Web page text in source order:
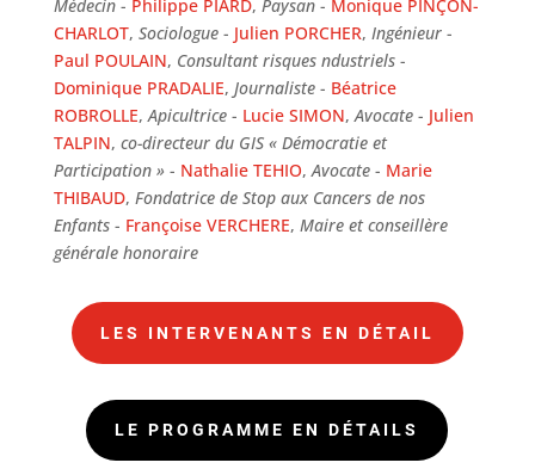
Médecin- Philippe PIARD, Paysan- Monique PINÇON-
CHARLOT, Sociologue- Julien PORCHER, Ingénieur-
Paul POULAIN, Consultant risques ndustriels-
Dominique PRADALIE, Journaliste- Béatrice
ROBROLLE,Apicultrice- Lucie SIMON,Avocate- Julien
TALPIN, co-directeur du GIS « Démocratie et
Participation » - Nathalie TEHIO,Avocate- Marie
THIBAUD, Fondatrice de Stop aux Cancers de nos
Enfants- Françoise VERCHERE, Maire et conseillère
générale honoraire
LES INTERVENANTS EN DÉTAIL
LE PROGRAMME EN DÉTAILS